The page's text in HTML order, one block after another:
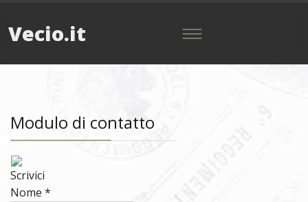
Vecio.it
Modulo di contatto
Scrivici
Nome *